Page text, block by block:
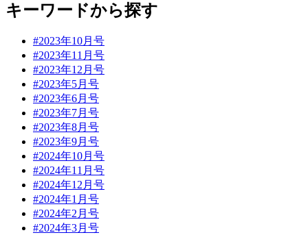
キーワードから探す
#2023年10月号
#2023年11月号
#2023年12月号
#2023年5月号
#2023年6月号
#2023年7月号
#2023年8月号
#2023年9月号
#2024年10月号
#2024年11月号
#2024年12月号
#2024年1月号
#2024年2月号
#2024年3月号